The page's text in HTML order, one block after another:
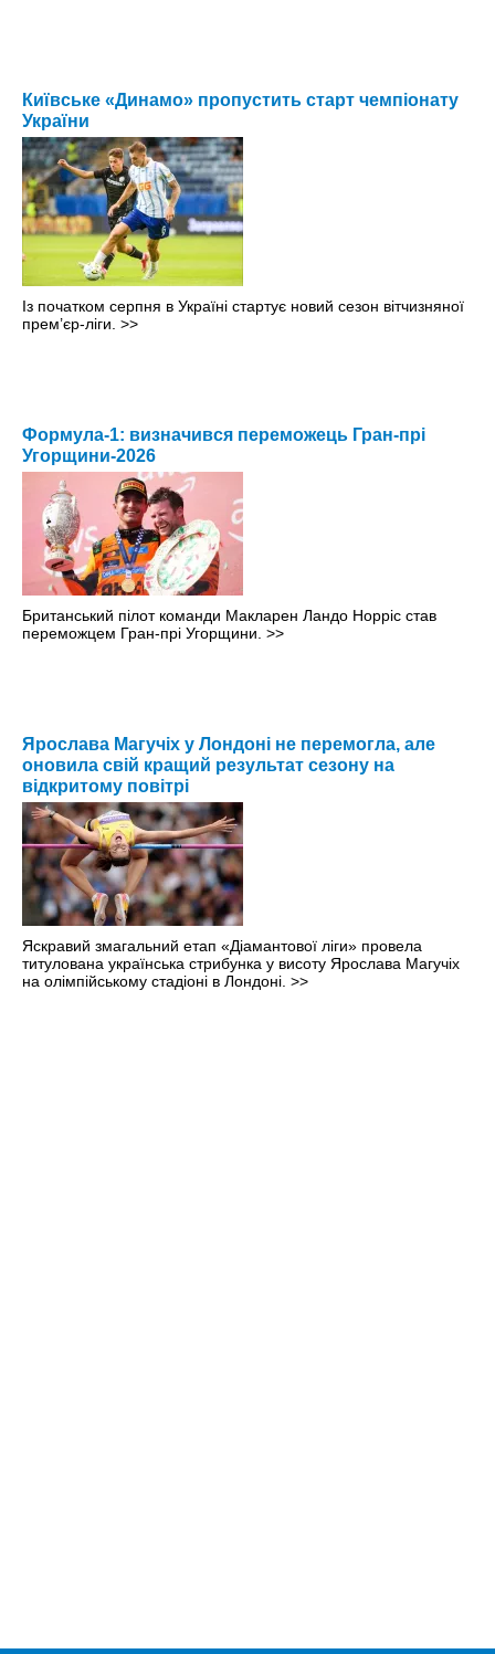
Київське «Динамо» пропустить старт чемпіонату
України
Із початком серпня в Україні стартує новий сезон вітчизняної
прем’єр-ліги. >>
Формула-1: визначився переможець Гран-прі
Угорщини-2026
Британський пілот команди Макларен Ландо Норріс став
переможцем Гран-прі Угорщини. >>
Ярослава Магучіх у Лондоні не перемогла, але
оновила свій кращий результат сезону на
відкритому повітрі
Яскравий змагальний етап «Діамантової ліги» провела
титулована українська стрибунка у висоту Ярослава Магучіх
на олімпійському стадіоні в Лондоні. >>